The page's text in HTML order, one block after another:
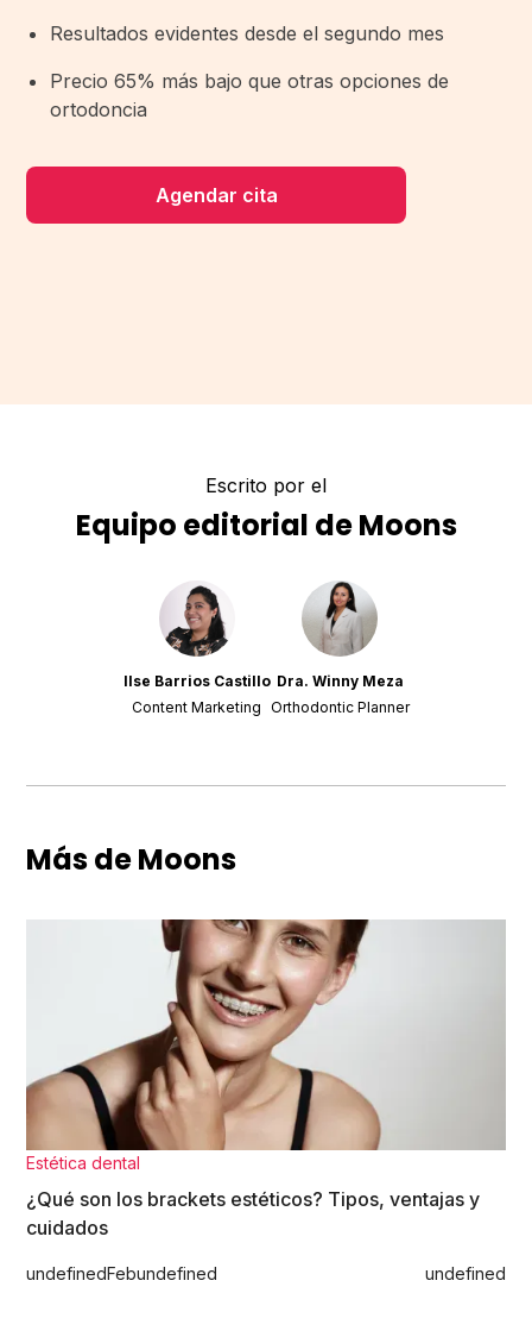
Resultados evidentes desde el segundo mes
Precio 65% más bajo que otras opciones de
ortodoncia
Agendar cita
Escrito por el
Equipo editorial de Moons
Ilse Barrios Castillo
Content Marketing
Dra. Winny Meza
Orthodontic Planner
Más de Moons
Estética dental
¿Qué son los brackets estéticos? Tipos, ventajas y
cuidados
undefinedFebundefined undefined